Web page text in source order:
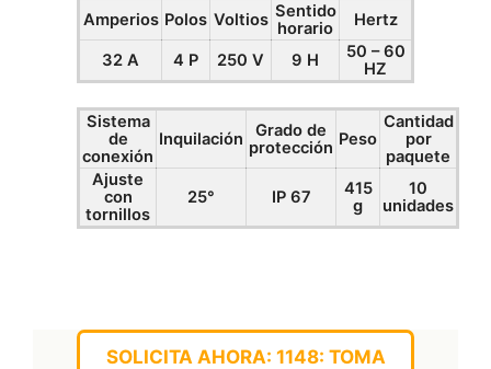
Amperios Polos Voltios Sentido
horario
Hertz
32 A 4 P 250 V 9 H
50 – 60
HZ
Sistema
de
conexión
Inquilación
Grado de
protección Peso
Cantidad
por
paquete
Ajuste
con
tornillos
25° IP 67
415
g
10
unidades
SOLICITA AHORA: 1148: TOMA